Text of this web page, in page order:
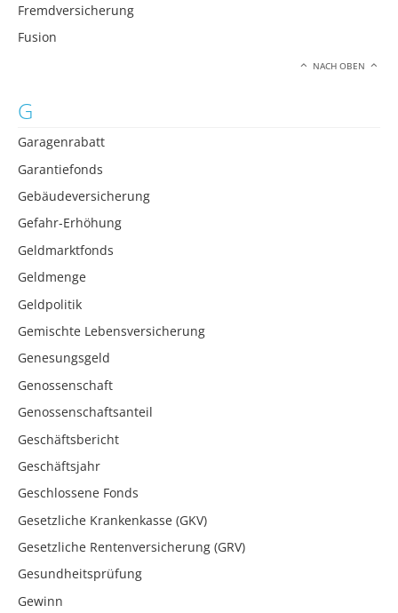
Fremdversicherung
Fusion
NACH OBEN
G
Garagenrabatt
Garantiefonds
Gebäudeversicherung
Gefahr-Erhöhung
Geldmarktfonds
Geldmenge
Geldpolitik
Gemischte Lebensversicherung
Genesungsgeld
Genossenschaft
Genossenschaftsanteil
Geschäftsbericht
Geschäftsjahr
Geschlossene Fonds
Gesetzliche Krankenkasse (GKV)
Gesetzliche Rentenversicherung (GRV)
Gesundheitsprüfung
Gewinn